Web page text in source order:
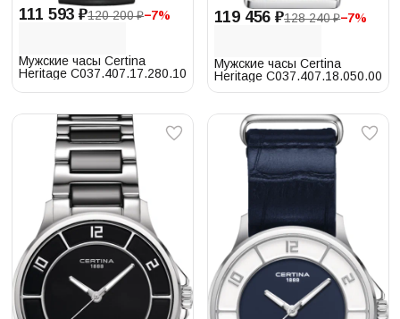
111 593 ₽120 200 ₽−7%
Мужские часы Certina
Heritage C037.407.17.280.10
119 456 ₽128 240 ₽−7%
Мужские часы Certina
Heritage C037.407.18.050.00